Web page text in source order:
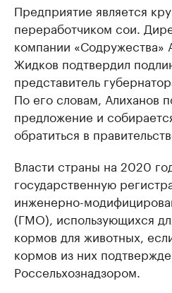
Предприятие является
переработчиком сои.
компании
Жидков подтвердил
представитель
По его словам, Алиханов
предложение и
обратиться в
Власти страны на 2020
государственную
инженерно-
(ГМО), использующихся
кормов для животных,
кормов из них
Россельхознадзором.